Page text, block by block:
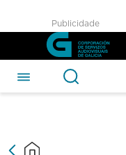
Skip to Main Content
politica de
Publicidade